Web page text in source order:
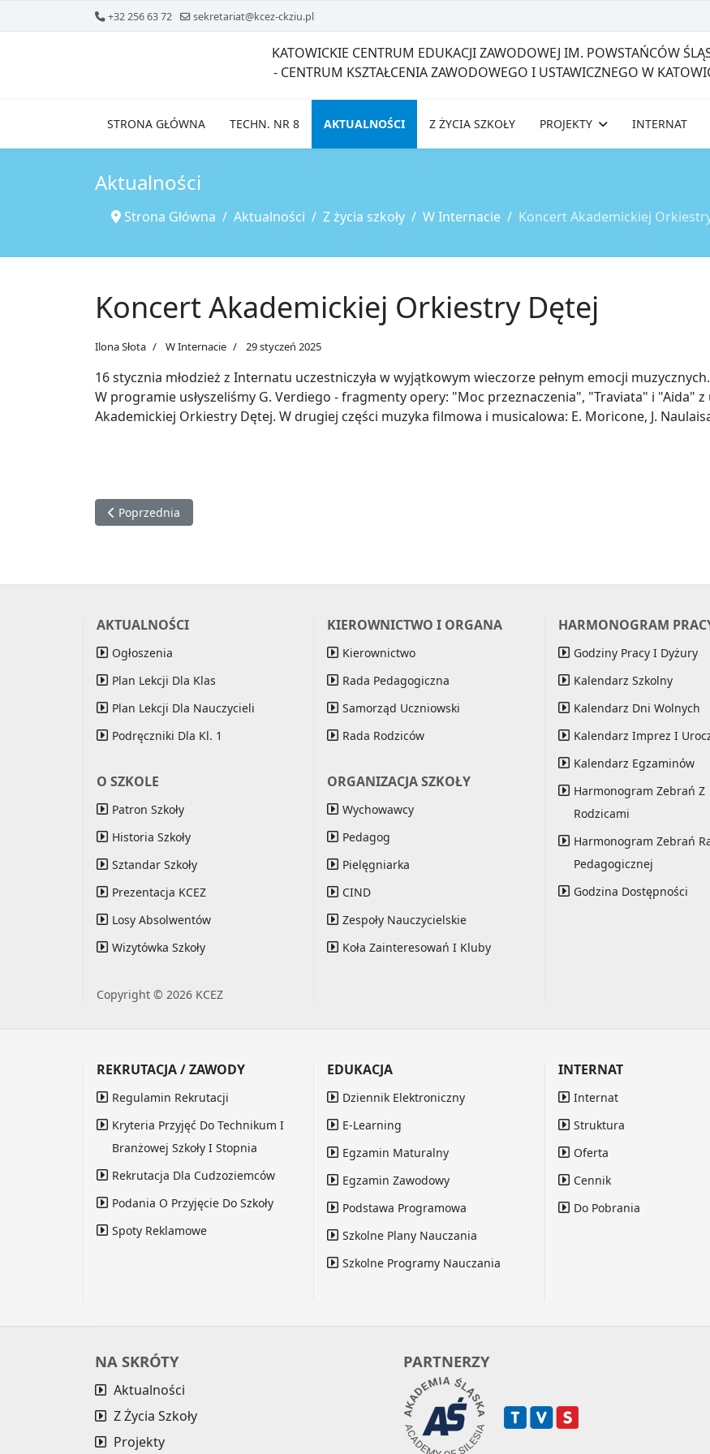
+32 256 63 72 sekretariat@kcez-ckziu.pl
KATOWICKIE CENTRUM EDUKACJI ZAWODOWEJ IM. POWSTAŃCÓW
- CENTRUM KSZTAŁCENIA ZAWODOWEGO I USTAWICZNEGO W
STRONA GŁÓWNA TECHN. NR 8 AKTUALNOŚCI Z ŻYCIA SZKOŁY PROJEKTY INTERNAT
Aktualności
Strona Główna Aktualności Z życia szkoły W Internacie Koncert Akademickiej
Koncert Akademickiej Orkiestry Dętej
Ilona Słota W Internacie 29 styczeń 2025
16 stycznia młodzież z Internatu uczestniczyła w wyjątkowym wieczorze pełnym emocji
W programie usłyszeliśmy G. Verdiego - fragmenty opery: "Moc przeznaczenia", "Traviata" i "Aida" z
Akademickiej Orkiestry Dętej. W drugiej części muzyka filmowa i musicalowa: E. Moricone, J.
Poprzednia strona: Kącik relaksacyjny
Poprzednia
AKTUALNOŚCI
Ogłoszenia
Plan Lekcji Dla Klas
Plan Lekcji Dla Nauczycieli
Podręczniki Dla Kl. 1
O SZKOLE
Patron Szkoły
Historia Szkoły
Sztandar Szkoły
Prezentacja KCEZ
Losy Absolwentów
Wizytówka Szkoły
Copyright © 2026 KCEZ
KIEROWNICTWO I ORGANA
Kierownictwo
Rada Pedagogiczna
Samorząd Uczniowski
Rada Rodziców
ORGANIZACJA SZKOŁY
Wychowawcy
Pedagog
Pielęgniarka
CIND
Zespoły Nauczycielskie
Koła Zainteresowań I Kluby
HARMONOGRAM
Godziny Pracy I Dyżury
Kalendarz Szkolny
Kalendarz Dni Wolnych
Kalendarz Imprez I
Kalendarz Egzaminów
Harmonogram Zebrań Z
Rodzicami
Harmonogram Zebrań
Pedagogicznej
Godzina Dostępności
REKRUTACJA / ZAWODY
Regulamin Rekrutacji
Kryteria Przyjęć Do Technikum I
Branżowej Szkoły I Stopnia
Rekrutacja Dla Cudzoziemców
Podania O Przyjęcie Do Szkoły
Spoty Reklamowe
EDUKACJA
Dziennik Elektroniczny
E-Learning
Egzamin Maturalny
Egzamin Zawodowy
Podstawa Programowa
Szkolne Plany Nauczania
Szkolne Programy Nauczania
INTERNAT
Internat
Struktura
Oferta
Cennik
Do Pobrania
NA SKRÓTY
Aktualności
Z Życia Szkoły
Projekty
PARTNERZY